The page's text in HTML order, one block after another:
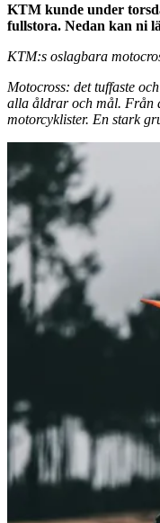
KTM kunde under
fullstora. Nedan kan ni
KTM:s oslagbara
Motocross: det tuffaste
alla åldrar och mål. Från
motorcyklister. En stark